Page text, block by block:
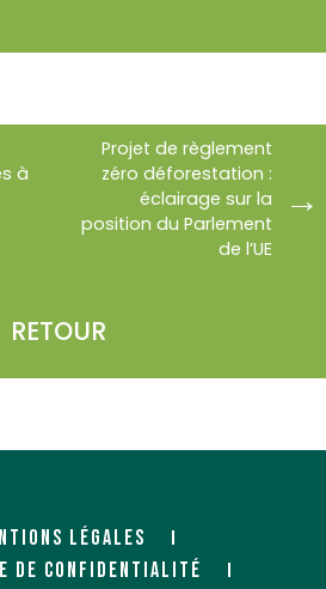
à
RETOUR
Projet de règlement
zéro déforestation :
éclairage sur la
position du Parlement
de l’UE
LÉGALES
DE CONFIDENTIALITÉ